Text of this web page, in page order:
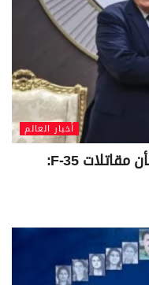
أخبار العالم
ترامب يرُد على اعتراض نتنياهو بشأن مقاتلات F-35: